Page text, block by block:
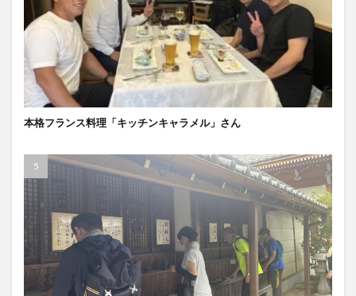
本格フランス料理「キッチンキャラメル」さん